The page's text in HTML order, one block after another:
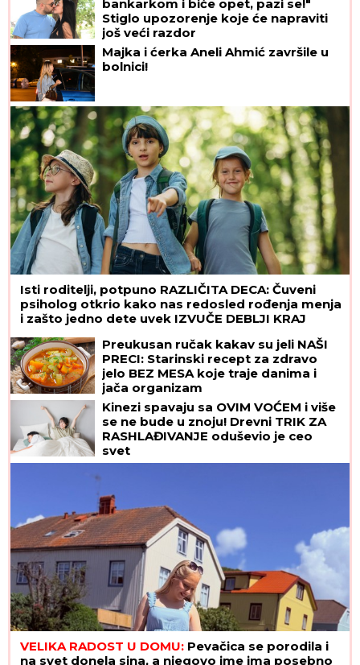
bankarkom i biće opet, pazi se!"
Stiglo upozorenje koje će napraviti
još veći razdor
Majka i ćerka Aneli Ahmić završile u
bolnici!
Isti roditelji, potpuno RAZLIČITA DECA: Čuveni
psiholog otkrio kako nas redosled rođenja menja
i zašto jedno dete uvek IZVUČE DEBLJI KRAJ
Preukusan ručak kakav su jeli NAŠI
PRECI: Starinski recept za zdravo
jelo BEZ MESA koje traje danima i
jača organizam
Kinezi spavaju sa OVIM VOĆEM i više
se ne bude u znoju! Drevni TRIK ZA
RASHLAĐIVANJE oduševio je ceo
svet
VELIKA RADOST U DOMU: Pevačica se porodila i
na svet donela sina, a njegovo ime ima posebno